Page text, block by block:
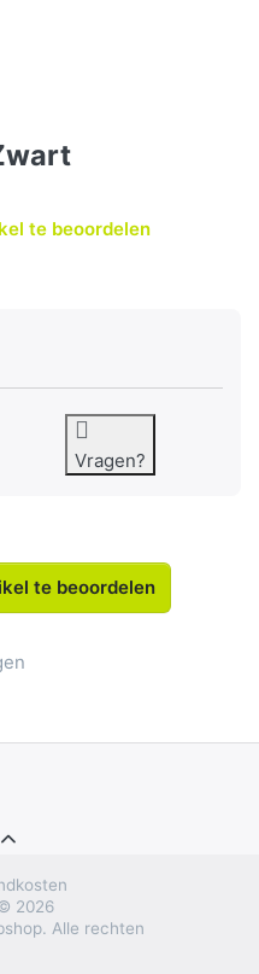
te beoordelen
Vragen?
te beoordelen
2026
Alle rechten